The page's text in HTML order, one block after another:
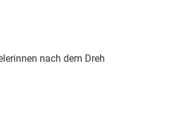
nach dem Dreh